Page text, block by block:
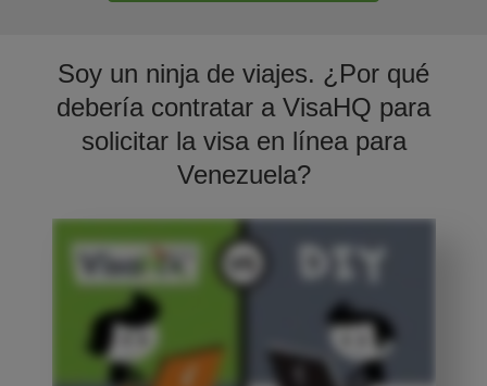
Soy un ninja de viajes. ¿Por qué
debería contratar a VisaHQ para
solicitar la visa en línea para
Venezuela?